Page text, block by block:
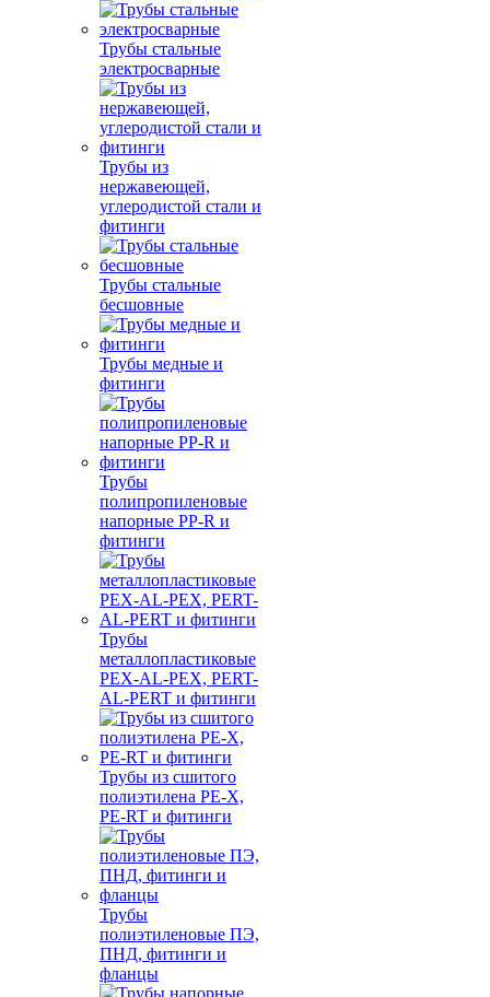
Трубы стальные
электросварные
Трубы из
нержавеющей,
углеродистой стали и
фитинги
Трубы стальные
бесшовные
Трубы медные и
фитинги
Трубы
полипропиленовые
напорные PP-R и
фитинги
Трубы
металлопластиковые
PEX-AL-PEX, PERT-
AL-PERT и фитинги
Трубы из сшитого
полиэтилена PE-X,
PE-RT и фитинги
Трубы
полиэтиленовые ПЭ,
ПНД, фитинги и
фланцы